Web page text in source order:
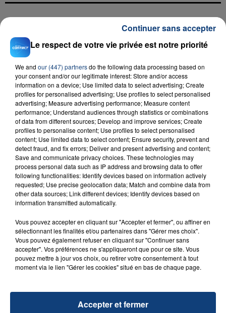
23 juillet 2026
INCENDIE MORTEL À LENS : UNE FEMME ET
SON BÉBÉ ENTRE LA VIE ET LA...
Un homme s'est immolé par le feu après avoir
aspergé sa compagne et leur bébé de trois mois
d'un liquide inflammable.
20 juillet 2026
UNE ADOLESCENTE DEVANT SE FAIRE
La famille a porté plainte contre la clinique qui a
reconnu sa responsabilité et présenté ses
Le respect de votre vie privée est notre priorité
We and our (447) partnersdo the following data processing based on
your consent and/or our legitimate interest: Store and/or access
information on a device; Use limited data to select advertising; Create
profiles for personalised advertising; Use profiles to select personalised
advertising; Measure advertising performance; Measure content
performance; Understand audiences through statistics or combinations
of data from different sources; Develop and improve services; Create
profiles to personalise content; Use profiles to select personalised
content; Use limited data to select content; Ensure security, prevent and
detect fraud, and fix errors; Deliver and present advertising and content;
Save and communicate privacy choices. These technologies may
process personal data such as IP address and browsing data to offer
following functionalities: Identify devices based on information actively
requested; Use precise geolocation data; Match and combine data from
other data sources; Link different devices; Identify devices based on
information transmitted automatically.
Vous pouvez accepter en cliquant sur "Accepter et fermer", ou affiner en
sélectionnant les finalités et/ou partenaires dans "Gérer mes choix".
Vous pouvez également refuser en cliquant sur "Continuer sans
accepter". Vos préférences ne s'appliqueront que pour ce site. Vous
pouvez mettre à jour vos choix, ou retirer votre consentement à tout
moment via le lien "Gérer les cookies" situé en bas de chaque page.
Accepter et fermer
Continuer sans accepter